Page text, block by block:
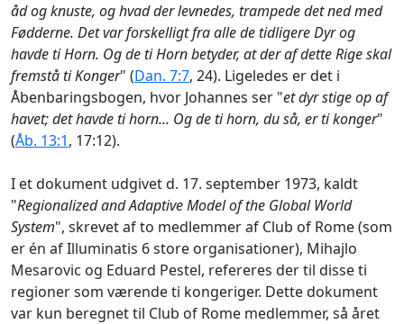
åd og knuste, og hvad der levnedes, trampede det ned med
Fødderne. Det var forskelligt fra alle de tidligere Dyr og
havde ti Horn. Og de ti Horn betyder, at der af dette Rige skal
fremstå ti Konger" (Dan. 7:7, 24). Ligeledes er det i
Åbenbaringsbogen, hvor Johannes ser "et dyr stige op af
havet; det havde ti horn... Og de ti horn, du så, er ti konger"
(Åb. 13:1, 17:12).
I et dokument udgivet d. 17. september 1973, kaldt
"Regionalized and Adaptive Model of the Global World
System", skrevet af to medlemmer af Club of Rome (som
er én af Illuminatis 6 store organisationer), Mihajlo
Mesarovic og Eduard Pestel, refereres der til disse ti
regioner som værende ti kongeriger. Dette dokument
var kun beregnet til Club of Rome medlemmer, så året